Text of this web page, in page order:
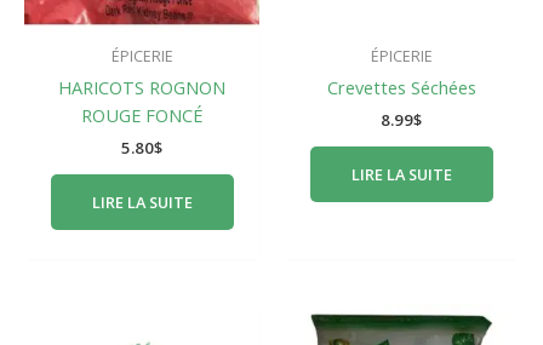
ÉPICERIE
HARICOTS ROGNON
ROUGE FONCÉ
5.80$
LIRE LA SUITE
ÉPICERIE
Crevettes Séchées
8.99$
LIRE LA SUITE